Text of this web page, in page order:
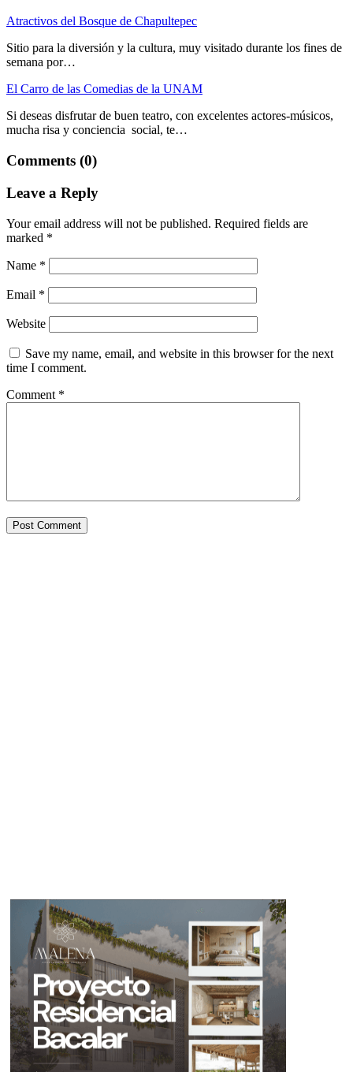
Atractivos del Bosque de Chapultepec
Sitio para la diversión y la cultura, muy visitado durante los fines de
semana por…
El Carro de las Comedias de la UNAM
Si deseas disfrutar de buen teatro, con excelentes actores-músicos,
mucha risa y conciencia social, te…
Comments (0)
Leave a Reply
Your email address will not be published. Required fields are
marked *
Name *
Email *
Website
Save my name, email, and website in this browser for the next
time I comment.
Comment *